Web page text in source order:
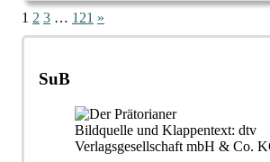
Seitennummerierung
der
Beiträge
1 2 3 … 121 Nächste
Beiträge
»
SuB
Bildquelle und Klappentext: dtv
Verlagsgesellschaft mbH & Co.